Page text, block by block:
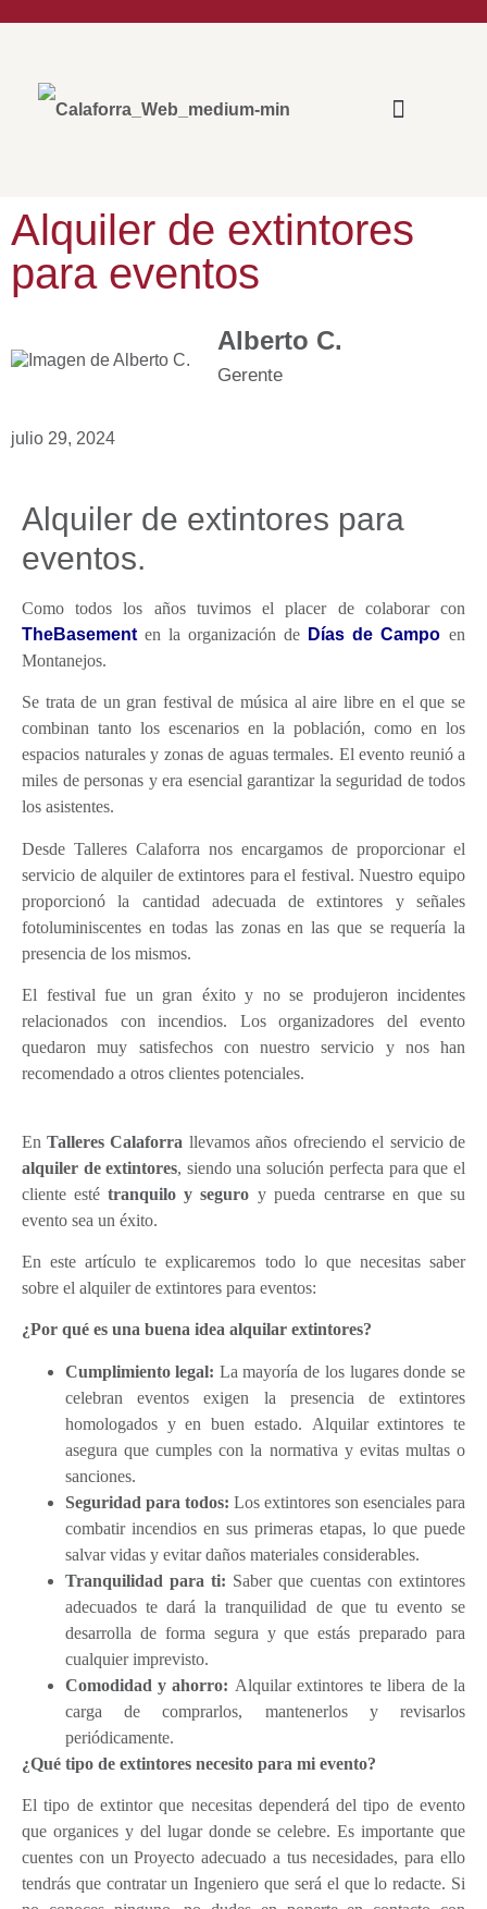
Alquiler de extintores
para eventos
Alberto C.
Gerente
julio 29, 2024
Alquiler de extintores para
eventos.
Como todos los años tuvimos el placer de colaborar con
TheBasement en la organización de Días de Campo en
Montanejos.
Se trata de un gran festival de música al aire libre en el que se
combinan tanto los escenarios en la población, como en los
espacios naturales y zonas de aguas termales. El evento reunió a
miles de personas y era esencial garantizar la seguridad de todos
los asistentes.
Desde Talleres Calaforra nos encargamos de proporcionar el
servicio de alquiler de extintores para el festival. Nuestro equipo
proporcionó la cantidad adecuada de extintores y señales
fotoluminiscentes en todas las zonas en las que se requería la
presencia de los mismos.
El festival fue un gran éxito y no se produjeron incidentes
relacionados con incendios. Los organizadores del evento
quedaron muy satisfechos con nuestro servicio y nos han
recomendado a otros clientes potenciales.
En Talleres Calaforra llevamos años ofreciendo el servicio de
alquiler de extintores, siendo una solución perfecta para que el
cliente esté tranquilo y seguro y pueda centrarse en que su
evento sea un éxito.
En este artículo te explicaremos todo lo que necesitas saber
sobre el alquiler de extintores para eventos:
¿Por qué es una buena idea alquilar extintores?
Cumplimiento legal: La mayoría de los lugares donde se
celebran eventos exigen la presencia de extintores
homologados y en buen estado. Alquilar extintores te
asegura que cumples con la normativa y evitas multas o
sanciones.
Seguridad para todos: Los extintores son esenciales para
combatir incendios en sus primeras etapas, lo que puede
salvar vidas y evitar daños materiales considerables.
Tranquilidad para ti: Saber que cuentas con extintores
adecuados te dará la tranquilidad de que tu evento se
desarrolla de forma segura y que estás preparado para
cualquier imprevisto.
Comodidad y ahorro: Alquilar extintores te libera de la
carga de comprarlos, mantenerlos y revisarlos
periódicamente.
¿Qué tipo de extintores necesito para mi evento?
El tipo de extintor que necesitas dependerá del tipo de evento
que organices y del lugar donde se celebre. Es importante que
cuentes con un Proyecto adecuado a tus necesidades, para ello
tendrás que contratar un Ingeniero que será el que lo redacte. Si